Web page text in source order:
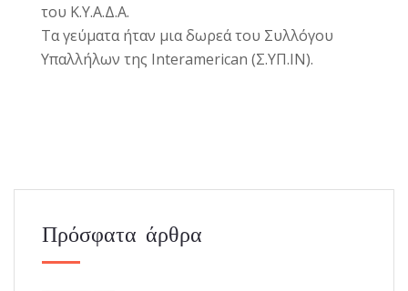
του Κ.Υ.Α.Δ.Α.
Τα γεύματα ήταν μια δωρεά του Συλλόγου
Υπαλλήλων της Interamerican (Σ.ΥΠ.ΙΝ).
Πρόσφατα άρθρα